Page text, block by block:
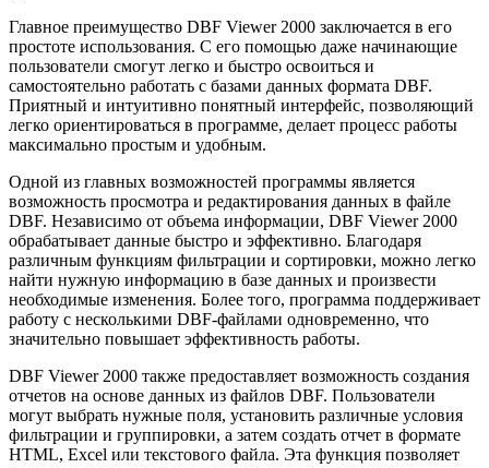
Главное преимущество DBF Viewer 2000 заключается в его
простоте использования. С его помощью даже начинающие
пользователи смогут легко и быстро освоиться и
самостоятельно работать с базами данных формата DBF.
Приятный и интуитивно понятный интерфейс, позволяющий
легко ориентироваться в программе, делает процесс работы
максимально простым и удобным.
Одной из главных возможностей программы является
возможность просмотра и редактирования данных в файле
DBF. Независимо от объема информации, DBF Viewer 2000
обрабатывает данные быстро и эффективно. Благодаря
различным функциям фильтрации и сортировки, можно легко
найти нужную информацию в базе данных и произвести
необходимые изменения. Более того, программа поддерживает
работу с несколькими DBF-файлами одновременно, что
значительно повышает эффективность работы.
DBF Viewer 2000 также предоставляет возможность создания
отчетов на основе данных из файлов DBF. Пользователи
могут выбрать нужные поля, установить различные условия
фильтрации и группировки, а затем создать отчет в формате
HTML, Excel или текстового файла. Эта функция позволяет